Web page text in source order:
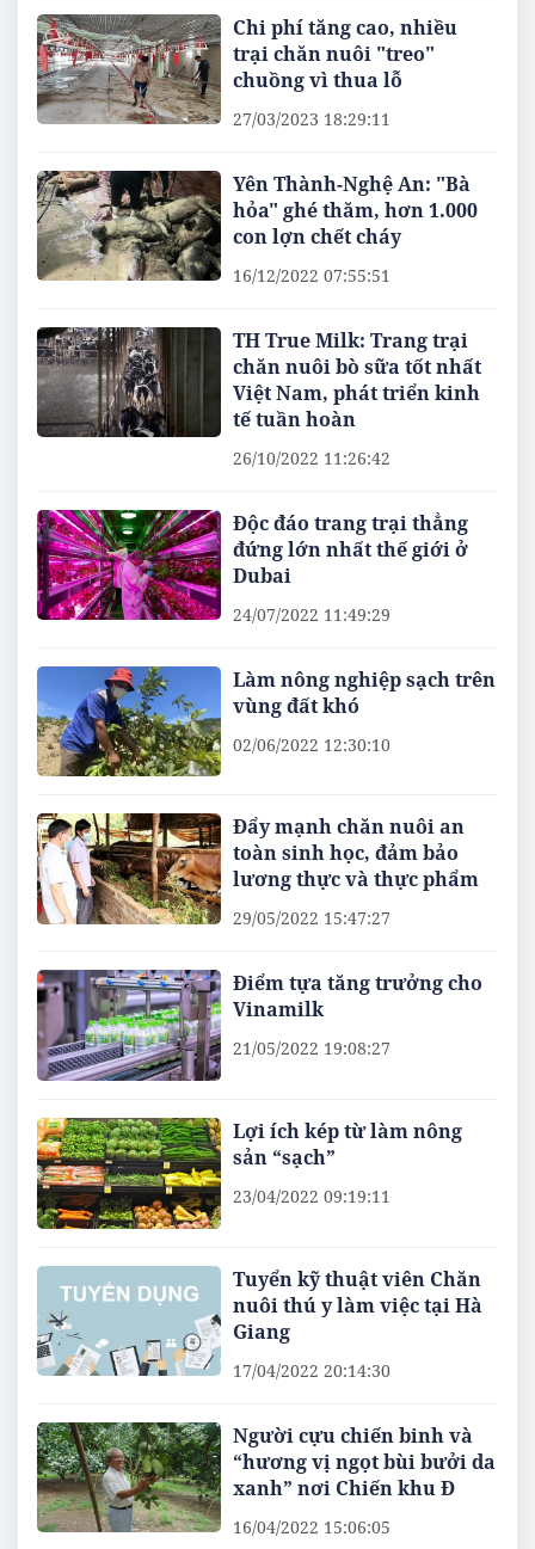
Chi phí tăng cao, nhiều
trại chăn nuôi "treo"
chuồng vì thua lỗ
27/03/2023 18:29:11
Yên Thành-Nghệ An: "Bà
hỏa" ghé thăm, hơn 1.000
con lợn chết cháy
16/12/2022 07:55:51
TH True Milk: Trang trại
chăn nuôi bò sữa tốt nhất
Việt Nam, phát triển kinh
tế tuần hoàn
26/10/2022 11:26:42
Độc đáo trang trại thẳng
đứng lớn nhất thế giới ở
Dubai
24/07/2022 11:49:29
Làm nông nghiệp sạch trên
vùng đất khó
02/06/2022 12:30:10
Đẩy mạnh chăn nuôi an
toàn sinh học, đảm bảo
lương thực và thực phẩm
29/05/2022 15:47:27
Điểm tựa tăng trưởng cho
Vinamilk
21/05/2022 19:08:27
Lợi ích kép từ làm nông
sản “sạch”
23/04/2022 09:19:11
Tuyển kỹ thuật viên Chăn
nuôi thú y làm việc tại Hà
Giang
17/04/2022 20:14:30
Người cựu chiến binh và
“hương vị ngọt bùi bưởi da
xanh” nơi Chiến khu Đ
16/04/2022 15:06:05